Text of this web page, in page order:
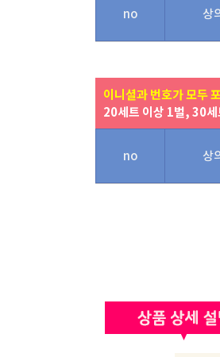
no 상
이니셜과 번호가 모두
20세트 이상 1벌, 30
no 상